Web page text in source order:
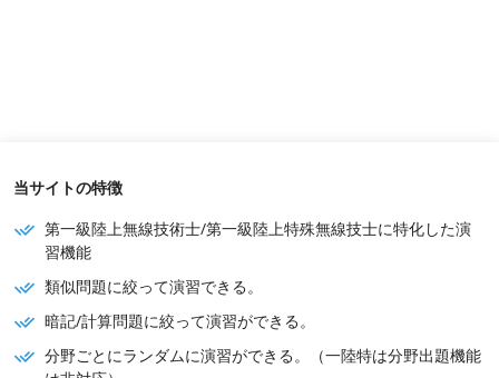
当サイトの特徴
第一級陸上無線技術士/第一級陸上特殊無線技士に特化した演
習機能
類似問題に絞って演習できる。
暗記/計算問題に絞って演習ができる。
分野ごとにランダムに演習ができる。（一陸特は分野出題機能